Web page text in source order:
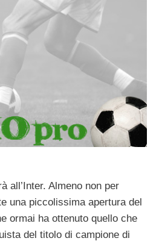
all’Inter. Almeno non per
una piccolissima apertura del
ormai ha ottenuto quello che
del titolo di campione di